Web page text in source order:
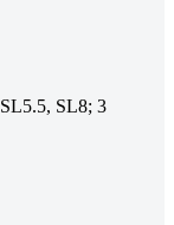
SL8; 3